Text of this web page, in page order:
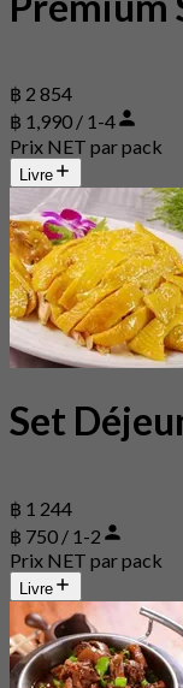
฿ 2 854
฿ 1,990 / 1-4
Prix NET par pack
Livre
Set
฿ 1 244
฿ 750 / 1-2
Prix NET par pack
Livre